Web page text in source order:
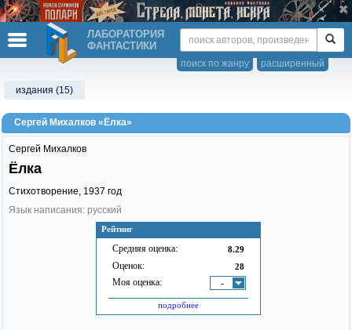
ЛАБОРАТОРИЯ
ФАНТАСТИКИ
расширенный
поиск по жанру
издания (15)
Сергей Михалков «Ёлка»
Рейтинг
Средняя оценка: 8.29
Оценок: 28
Моя оценка: -
подробнее
Сергей Михалков
Ёлка
Стихотворение, 1937 год
Язык написания: русский